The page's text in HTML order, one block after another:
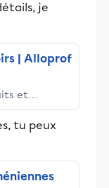
je
| Alloprof
et
les élèves
tu peux